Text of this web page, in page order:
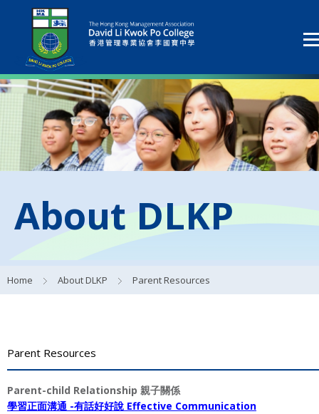
About DLKP
Home About DLKP Parent Resources
Parent Resources
Parent-child Relationship 親子關係
學習正面溝通 -有話好好說 Effective Communication